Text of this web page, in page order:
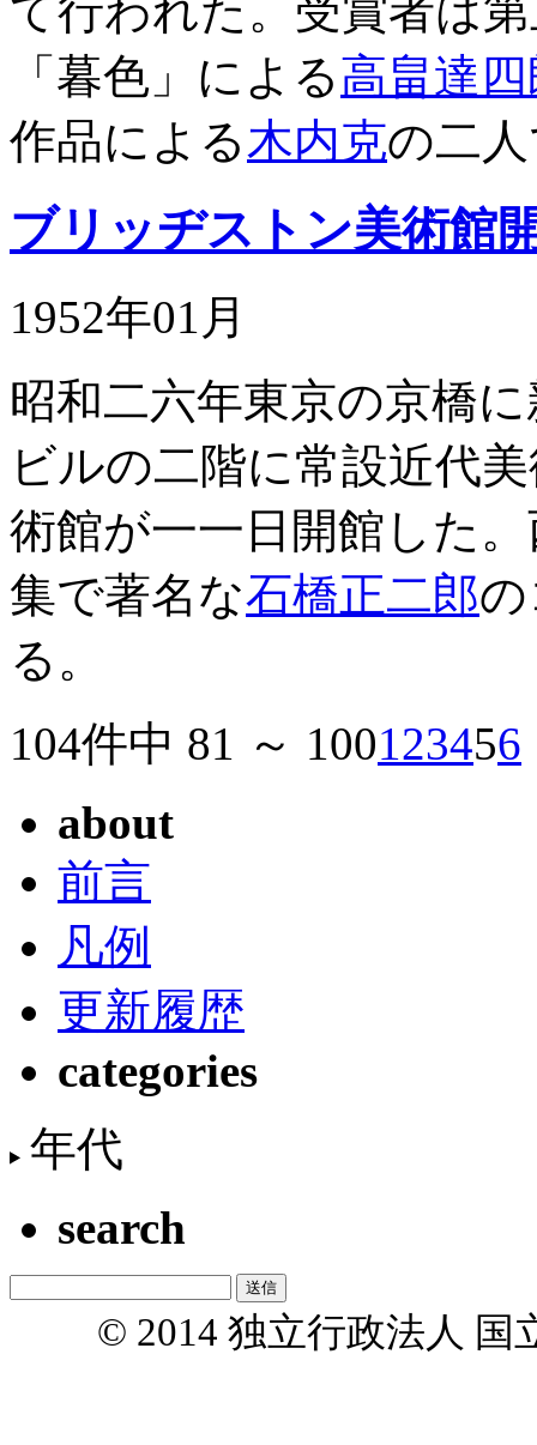
て行われた。受賞者は
「暮色」による高畠達
作品による木内克の二
ブリッヂストン美術館
1952年01月
昭和二六年東京の京橋
ビルの二階に常設近代
術館が一一日開館した
集で著名な石橋正二郎
る。
104件中 81 ～ 100123456
about
前言
凡例
更新履歴
categories
年代
search
© 2014 独立行政法人 国